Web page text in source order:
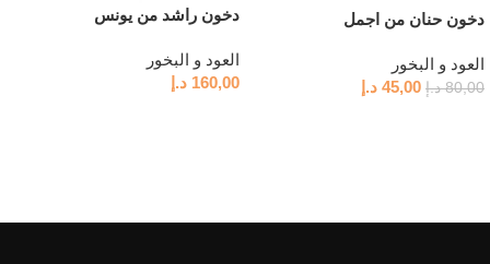
دخون حنان من اجمل
العود و البخور
80,00 د.إ 45,00 د.إ
دخون راشد من يونس
العود و البخور
160,00 د.إ